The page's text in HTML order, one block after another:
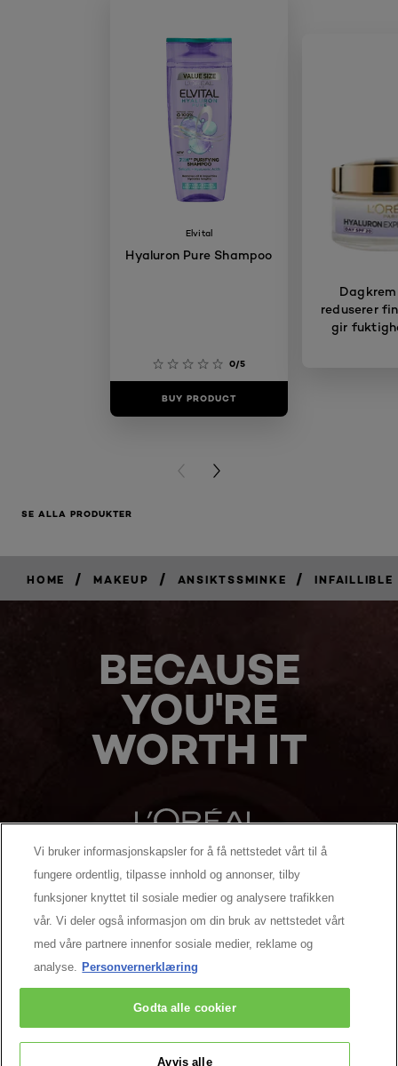
Elvital
Hyaluron Pure Shampoo
0/5
BUY PRODUCT
Dagkrem
reduserer
gir
PREVIOUS CARD
NEXT CARD
SE ALLA PRODUKTER
HOME / MAKEUP / ANSIKTSSMINKE / INFAILLIBLE
BECAUSE
YOU'RE
WORTH IT
MANUFACTURER/RESPONSIBLE PERSON:
MER Å UTFORSKE
Vi bruker informasjonskapsler for å få nettstedet vårt til å
fungere ordentlig, tilpasse innhold og annonser, tilby
funksjoner knyttet til sosiale medier og analysere trafikken
vår. Vi deler også informasjon om din bruk av nettstedet vårt
med våre partnere innenfor sosiale medier, reklame og
analyse. Personvernerklæring
Avvis alle
Godta alle cookier